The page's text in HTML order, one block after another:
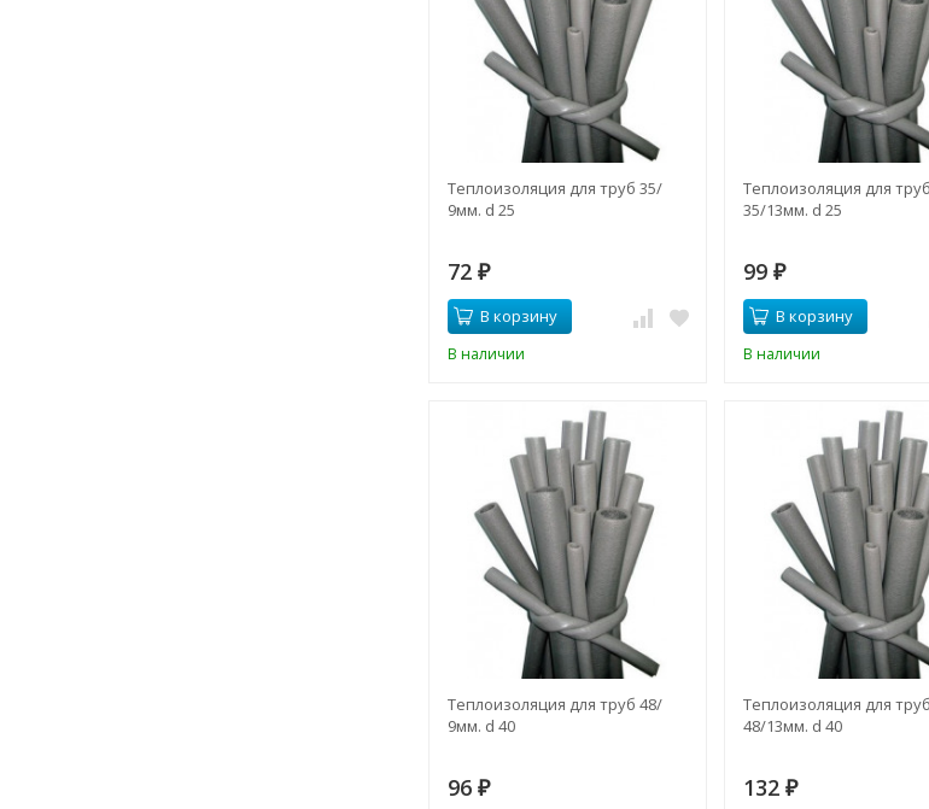
Теплоизоляция для труб 35/
9мм. d 25
72 ₽
В корзину
В наличии
Теплоизоляция для труб
35/13мм. d 25
99 ₽
В корзину
В наличии
Теплоизоляция для труб 48/
9мм. d 40
96 ₽
Теплоизоляция для труб
48/13мм. d 40
132 ₽